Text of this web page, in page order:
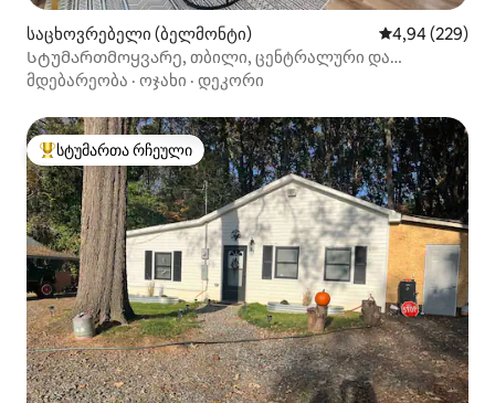
საცხოვრებელი (ბელმონტი) საშუალო
4,94 (229)
Სტუმართმოყვარე, თბილი, ცენტრალური და
მოსიყვარულე კოტეჯი
მდებარეობა · ოჯახი · დეკორი
სტუმართა რჩეული მოწინავე ვარიანტი
სტუმართა რჩეული